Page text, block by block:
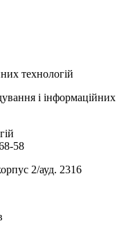
технологій
і інформаційних
58
2/ауд. 2316